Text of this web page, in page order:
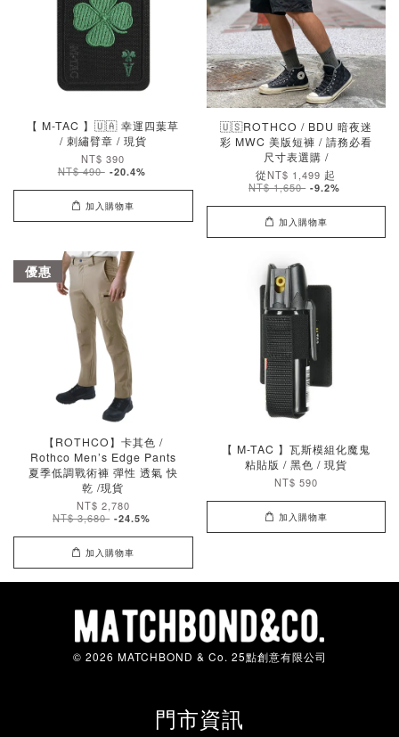
【 M-TAC 】🇺🇦 幸運四葉草
/ 刺繡臂章 / 現貨
NT$ 390
NT$ 490 -20.4%
加入購物車
🇺🇸ROTHCO / BDU 暗夜迷
彩 MWC 美版短褲 / 請務必看
尺寸表選購 /
從NT$ 1,499 起
NT$ 1,650 -9.2%
加入購物車
優惠
【ROTHCO】卡其色 /
Rothco Men’s Edge Pants
夏季低調戰術褲 彈性 透氣 快
乾 /現貨
NT$ 2,780
NT$ 3,680 -24.5%
加入購物車
【 M-TAC 】瓦斯模組化魔鬼
粘貼版 / 黑色 / 現貨
NT$ 590
加入購物車
© 2026 MATCHBOND & Co. 25點創意有限公司
門市資訊